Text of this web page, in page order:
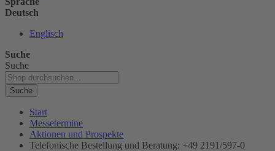
Deutsch
Englisch
Suche
Suche
Suche
Start
Messetermine
Aktionen und Prospekte
Telefonische Bestellung und Beratung: +49 2191/597-0